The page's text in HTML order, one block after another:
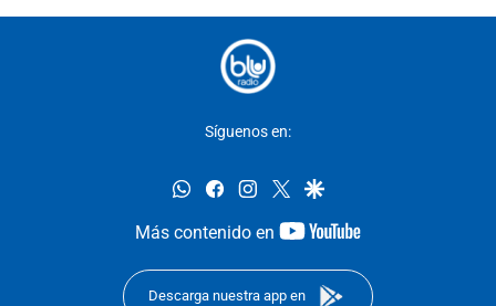
Síguenos en:
whatsappfacebookinstagram
twittergoogle
Más contenido en
youtube-
Descarga nuestra app en